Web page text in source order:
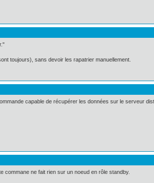
toujours), sans devoir les rapatrier manuellement.
capable de récupérer les données sur le serveur
ne fait rien sur un noeud en rôle standby.